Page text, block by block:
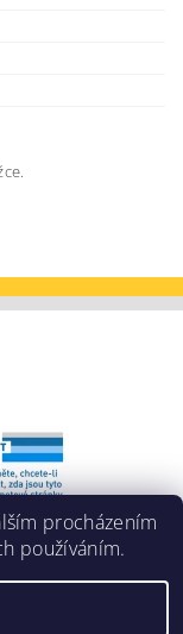
procházením
používáním.